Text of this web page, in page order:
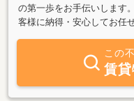
の第一歩をお手伝いします
客様に納得・安心してお任
この
賃